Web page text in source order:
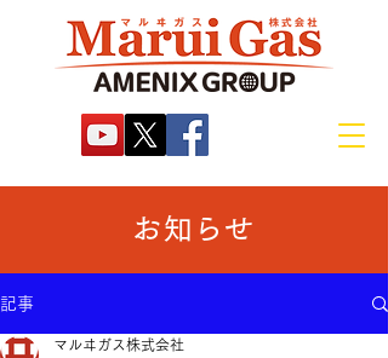
お知らせ
記事
マルヰガス株式会社